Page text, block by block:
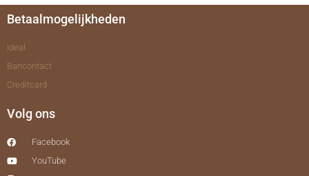
Betaalmogelijkheden
Ideal
Bancontact
Creditcard
Volg ons
Facebook
YouTube